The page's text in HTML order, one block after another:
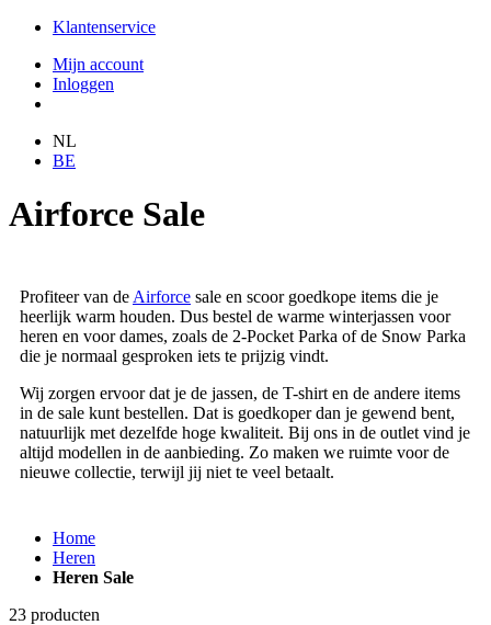
Klantenservice
Mijn account
Inloggen
NL
BE
Airforce Sale
Profiteer van de Airforce sale en scoor goedkope items die je
heerlijk warm houden. Dus bestel de warme winterjassen voor
heren en voor dames, zoals de 2-Pocket Parka of de Snow Parka
die je normaal gesproken iets te prijzig vindt.
Wij zorgen ervoor dat je de jassen, de T-shirt en de andere items
in de sale kunt bestellen. Dat is goedkoper dan je gewend bent,
natuurlijk met dezelfde hoge kwaliteit. Bij ons in de outlet vind je
altijd modellen in de aanbieding. Zo maken we ruimte voor de
nieuwe collectie, terwijl jij niet te veel betaalt.
Home
Heren
Heren Sale
23 producten